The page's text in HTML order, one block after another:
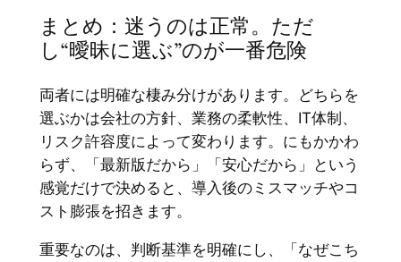
まとめ：迷うのは正常。ただ
し“曖昧に選ぶ”のが一番危険
両者には明確な棲み分けがあります。どちらを
選ぶかは会社の方針、業務の柔軟性、IT体制、
リスク許容度によって変わります。にもかかわ
らず、「最新版だから」「安心だから」という
感覚だけで決めると、導入後のミスマッチやコ
スト膨張を招きます。
重要なのは、判断基準を明確にし、「なぜこち